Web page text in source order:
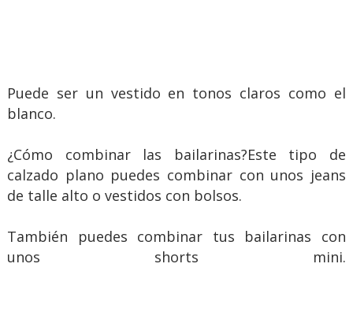
Puede ser un vestido en tonos claros como el
blanco.
¿Cómo combinar las bailarinas?Este tipo de
calzado plano puedes combinar con unos jeans
de talle alto o vestidos con bolsos.
También puedes combinar tus bailarinas con
unos shorts mini.